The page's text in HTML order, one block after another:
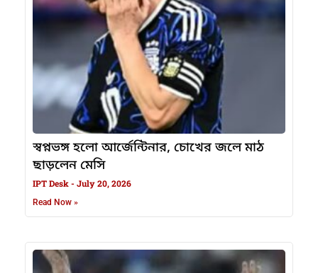
স্বপ্নভঙ্গ হলো আর্জেন্টিনার, চোখের জলে মাঠ
ছাড়লেন মেসি
IPT Desk July 20, 2026
Read Now »